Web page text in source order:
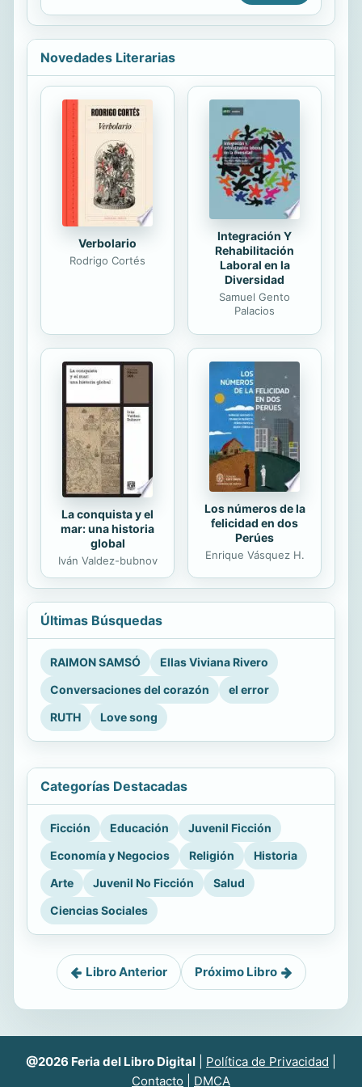
esperar...
Carolina del Sur... pero habían
acabado generando mucho más calor
con la pasión de sus cuerpos. Doce
años más tarde, a Trey le
preocupaba cómo reaccionaría ella
ante su regreso. Pero, a juzgar por
aquella nota, Libby parecía dispuesta
a retomar las cosas donde las habían
dejado... Libby había tardado doce
años en olvidar a Trey, pero en
cuanto apareció en su...
Novedades Literarias
Verbolario
Rodrigo Cortés
Integración Y
Rehabilitación
Laboral en la
Diversidad
Samuel Gento
Palacios
La conquista y el
mar: una historia
global
Iván Valdez-bubnov
Los números de la
felicidad en dos
Perúes
Enrique Vásquez H.
Últimas Búsquedas
RAIMON SAMSÓ
Ellas Viviana Rivero
Conversaciones del corazón
el error
RUTH
Love song
Categorías Destacadas
Ficción Educación
Juvenil Ficción
Economía y Negocios
Religión
Historia
Arte
Juvenil No Ficción
Salud
Ciencias Sociales
Libro Anterior Próximo Libro
@2026 Feria del Libro Digital Política de Privacidad
Contacto
DMCA